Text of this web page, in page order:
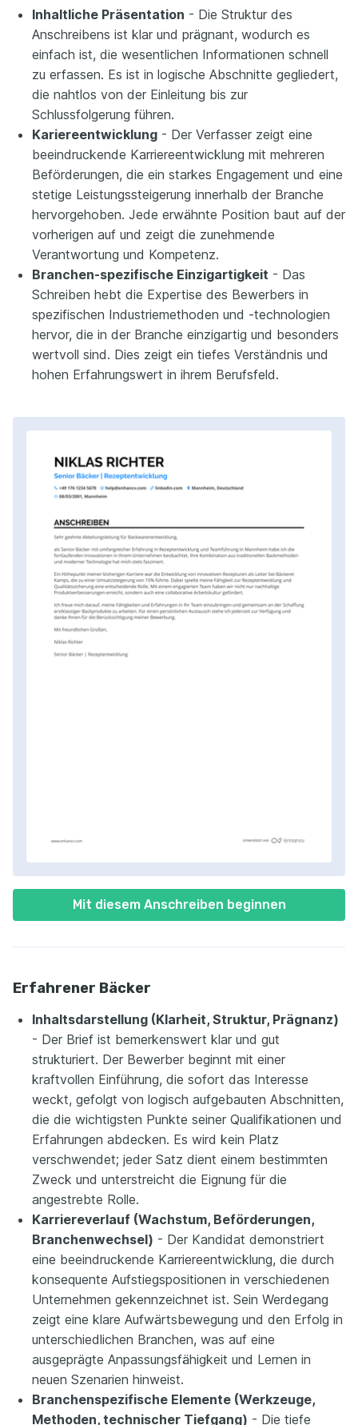
Mit diesem Anschreiben beginnen
Inhaltliche Präsentation - Die Struktur des
Anschreibens ist klar und prägnant, wodurch es
einfach ist, die wesentlichen Informationen schnell
zu erfassen. Es ist in logische Abschnitte gegliedert,
die nahtlos von der Einleitung bis zur
Schlussfolgerung führen.
Kariereentwicklung - Der Verfasser zeigt eine
beeindruckende Karriereentwicklung mit mehreren
Beförderungen, die ein starkes Engagement und eine
stetige Leistungssteigerung innerhalb der Branche
hervorgehoben. Jede erwähnte Position baut auf der
vorherigen auf und zeigt die zunehmende
Verantwortung und Kompetenz.
Branchen-spezifische Einzigartigkeit - Das
Schreiben hebt die Expertise des Bewerbers in
spezifischen Industriemethoden und -technologien
hervor, die in der Branche einzigartig und besonders
wertvoll sind. Dies zeigt ein tiefes Verständnis und
hohen Erfahrungswert in ihrem Berufsfeld.
Erfahrener Bäcker
Inhaltsdarstellung (Klarheit, Struktur, Prägnanz)
- Der Brief ist bemerkenswert klar und gut
strukturiert. Der Bewerber beginnt mit einer
kraftvollen Einführung, die sofort das Interesse
weckt, gefolgt von logisch aufgebauten Abschnitten,
die die wichtigsten Punkte seiner Qualifikationen und
Erfahrungen abdecken. Es wird kein Platz
verschwendet; jeder Satz dient einem bestimmten
Zweck und unterstreicht die Eignung für die
angestrebte Rolle.
Karriereverlauf (Wachstum, Beförderungen,
Branchenwechsel) - Der Kandidat demonstriert
eine beeindruckende Karriereentwicklung, die durch
konsequente Aufstiegspositionen in verschiedenen
Unternehmen gekennzeichnet ist. Sein Werdegang
zeigt eine klare Aufwärtsbewegung und den Erfolg in
unterschiedlichen Branchen, was auf eine
ausgeprägte Anpassungsfähigkeit und Lernen in
neuen Szenarien hinweist.
Branchenspezifische Elemente (Werkzeuge,
Methoden, technischer Tiefgang) - Die tiefe